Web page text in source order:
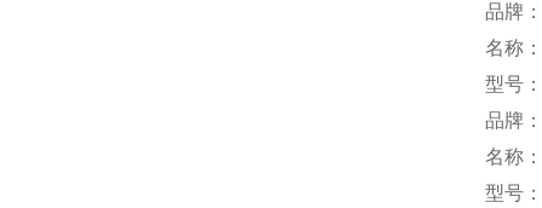
品牌
名称
型号
品牌
名称
型号